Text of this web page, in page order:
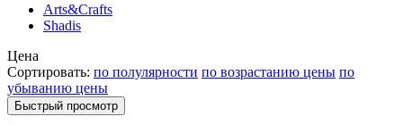
Arts&Crafts
Shadis
Цена
Сортировать: по полулярности по возрастанию цены по
убыванию цены
Быстрый просмотр